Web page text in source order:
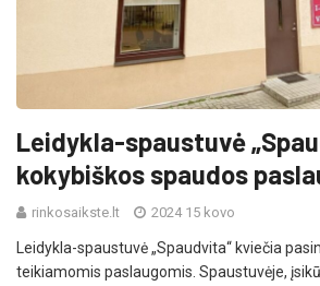
Leidykla-spaustuvė
kokybiškos spaudos
rinkosaikste.lt 2024 15 kovo
Leidykla-spaustuvė „Spaudvita“ kviečia
teikiamomis paslaugomis. Spaustuvėje,